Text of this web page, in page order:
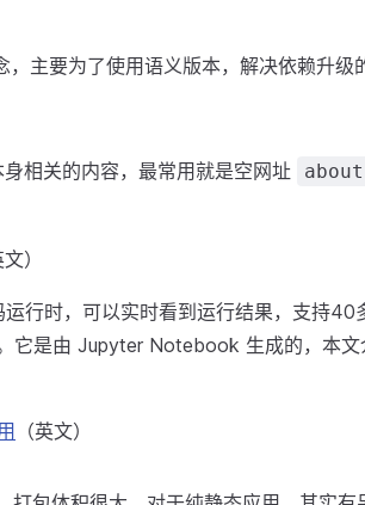
主要为了使用语义版本，解决依赖升级
相关的内容，最常用就是空网址
文）
行时，可以实时看到运行结果，支持40
它是由 Jupyter Notebook 生成的，本
（英文）